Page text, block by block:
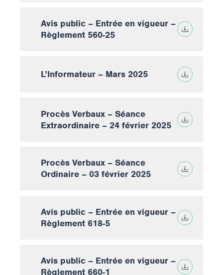
Avis public – Entrée en vigueur –
Règlement 560-25
L’Informateur – Mars 2025
Procès Verbaux – Séance
Extraordinaire – 24 février 2025
Procès Verbaux – Séance
Ordinaire – 03 février 2025
Avis public – Entrée en vigueur –
Règlement 618-5
Avis public – Entrée en vigueur –
Règlement 660-1